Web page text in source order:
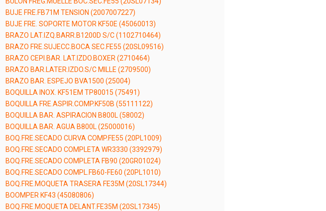
BUJE FRE.FB71M TENSION (2007007227)
BUJE FRE. SOPORTE MOTOR KF50E (45060013)
BRAZO LAT.IZQ.BARR.B1200D S/C (1102710464)
BRAZO FRE.SUJECC.BOCA SEC.FE55 (20SL09516)
BRAZO CEPI.BAR. LAT.IZDO.BOXER (2710464)
BRAZO BAR.LATER.IZDO.S/C MILLE (2709500)
BRAZO BAR. ESPEJO BVA1500 (25004)
BOQUILLA INOX. KF51EM TP80015 (75491)
BOQUILLA FRE.ASPIR.COMP.KF50B (55111122)
BOQUILLA BAR. ASPIRACION B800L (58002)
BOQUILLA BAR. AGUA B800L (25000016)
BOQ.FRE.SECADO CURVA COMP.FE55 (20PL1009)
BOQ.FRE.SECADO COMPLETA WR3330 (3392979)
BOQ.FRE.SECADO COMPLETA FB90 (20GR01024)
BOQ.FRE.SECADO COMPL.FB60-FE60 (20PL1010)
BOQ.FRE.MOQUETA TRASERA FE35M (20SL17344)
BOOMPER KF43 (45080806)
BOQ.FRE.MOQUETA DELANT.FE35M (20SL17345)